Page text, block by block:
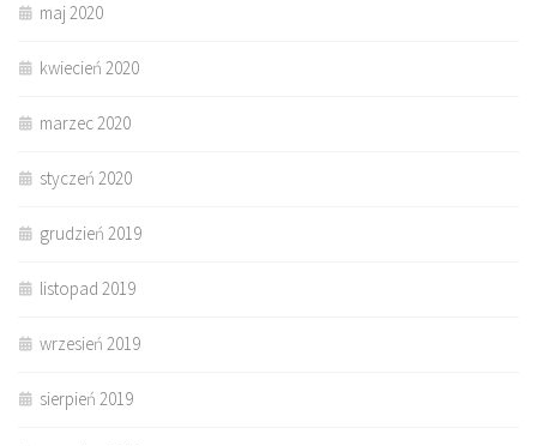
maj 2020
kwiecień 2020
marzec 2020
styczeń 2020
grudzień 2019
listopad 2019
wrzesień 2019
sierpień 2019